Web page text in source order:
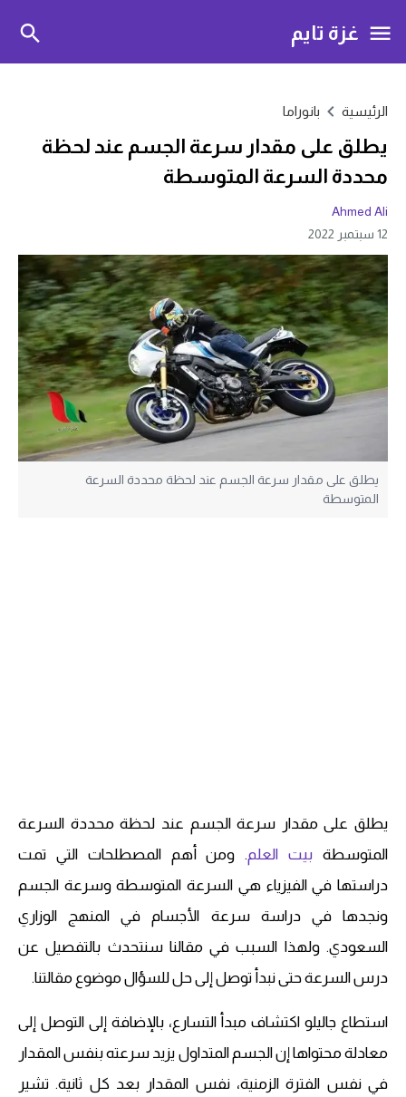
غزة تايم
الرئيسية بانوراما
يطلق على مقدار سرعة الجسم عند لحظة
محددة السرعة المتوسطة
Ahmed Ali
12 سبتمبر 2022
يطلق على مقدار سرعة الجسم عند لحظة محددة السرعة
المتوسطة
يطلق على مقدار سرعة الجسم عند لحظة محددة السرعة
المتوسطة بيت العلم. ومن أهم المصطلحات التي تمت
دراستها في الفيزياء هي السرعة المتوسطة وسرعة الجسم
ونجدها في دراسة سرعة الأجسام في المنهج الوزاري
السعودي. ولهذا السبب في مقالنا سنتحدث بالتفصيل عن
درس السرعة حتى نبدأ توصل إلى حل للسؤال موضوع مقالتنا.
استطاع جاليلو اكتشاف مبدأ التسارع، بالإضافة إلى التوصل إلى
معادلة محتواها إن الجسم المتداول يزيد سرعته بنفس المقدار
في نفس الفترة الزمنية، نفس المقدار بعد كل ثانية. تشير